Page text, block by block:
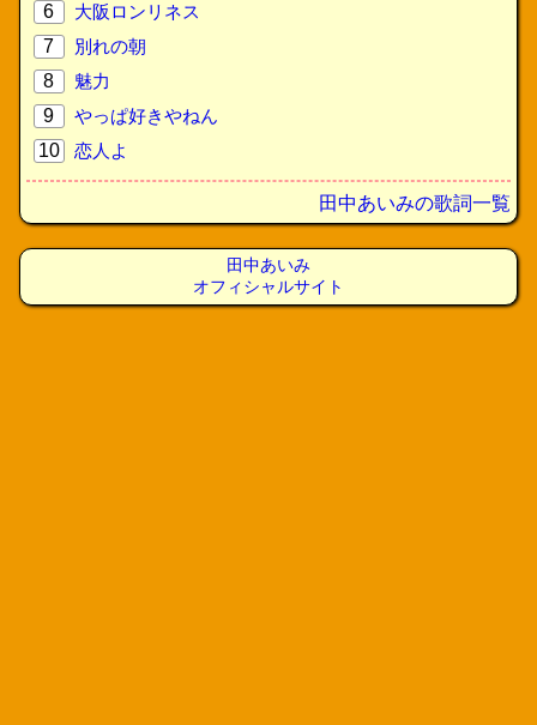
6
大阪ロンリネス
7
別れの朝
8
魅力
9
やっぱ好きやねん
10
恋人よ
田中あいみの歌詞一覧
田中あいみ
オフィシャルサイト